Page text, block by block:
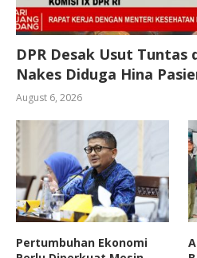
DPR Desak Usut Tuntas
Nakes Diduga Hina
August 6, 2026
Pertumbuhan Ekonomi